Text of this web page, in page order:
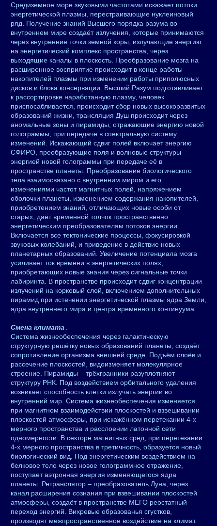
Средиземное море звуковыми частотами искажает потоки
энергетической плазмы, перестраивающие нуклеиновый
ряд. Получение знаний Высшего порядка разума во
внутреннем мире создаёт излучения, которые принимаются
через внутренние точки земной коры, излучающие энергию
на энергетический комплекс пространства, через
выходящие каналы в плоскость. Преобразование мозга на
расширенное восприятие происходит в конце работы
накопителей плазмы при изменении работы приполюсных
дисков и блока консервации. Высший Разум подготавливает
к рассортировке наработанную плазму, человек
приспосабливается, происходит сбор новых высокоразвитых
образований жизни, трансляция Душ происходит через
аномальные зоны и пирамиды, отражающие энергию новой
голограммы, при передаче в спектральную систему
изменений. Искажающий сдвиг полей включает энергию
СФИРО, преобразующие поля и волновые структуры
энергией новой голограммы при передаче её в
пространстве планеты. Преобразование биологического
тела взаимосвязано с внутренним миром и его
изменениями частот магнитных полей, напряжением
оболочки планеты, изменением содержания накопителей,
приобретением знаний, отличающих новые особи от
старых, даёт временной толчок пространственно
энергетическим преобразователям потоков энергии.
Включается все тектонические процессы, фокусировкой
звуковых колебаний, и приведение в действие новых
планетарных образований. Увеличение потенциала мозга
усиливает ток времени в энергетических полях,
приобретающих новые знания через сигнальные точки
лабиринта. В пространстве происходит сдвиг концентрации
излучений на корковый слой, включением дополнительных
пирамид при истечении энергетической плазмы ядра Земли,
ядра внутреннего мира и центра временного континуума.
Смена климата
Система жизнеобеспечения через галактическую
структурную решётку новых образований планеты, создаёт
сопротивление организма внешней среде. Подъём слоёв и
рассечение плоскостей, видоизменяет молекулярное
строение. Пирамиды – трёхгранники разуплотняют
структуру РНК. Под воздействием орбитального удаления
возникает способность клетки излучать энергии во
внутренний мир. Система жизнеобеспечения изменяется
при магнитном взаимодействии плоскостей и взвешивании
плоскостей атмосферы, при искажённом перетекании 4-х
мерного пространства и расслоении латонной сети
одномерности. В секторе магнитных сред, при перетекании
4-х мерного пространства в третичность, образуется новый
биологический вид. Под энергетическим воздействием на
белковое тело через новое голограммное отражение,
поступает аэтронная энергия изменяющегося ядра
планеты. Ретранслятор – преобразователь Луна, через
канал расширения сознания при взвешивании плоскостей
атмосферы, создаёт в пространстве МЕГО реостатный
переход энергий. Вихревые образованья сгустков,
производят межпространственное воздействие на климат.